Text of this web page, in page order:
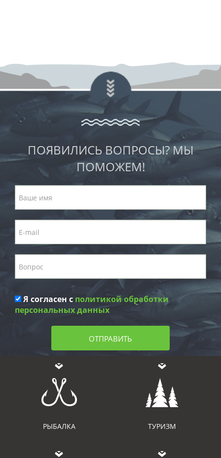
ПОЯВИЛИСЬ ВОПРОСЫ? МЫ
ПОМОЖЕМ!
Я согласен с политикой обработки
персональных данных
ОТПРАВИТЬ
РЫБАЛКА ТУРИЗМ